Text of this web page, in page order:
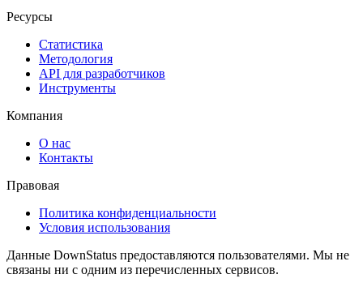
Ресурсы
Статистика
Методология
API для разработчиков
Инструменты
Компания
О нас
Контакты
Правовая
Политика конфиденциальности
Условия использования
Данные DownStatus предоставляются пользователями. Мы не
связаны ни с одним из перечисленных сервисов.